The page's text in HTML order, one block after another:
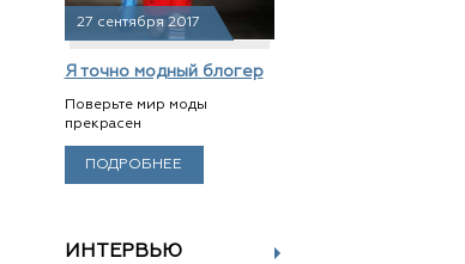
27 сентября 2017
Я точно модный блогер
Поверьте мир моды
прекрасен
ПОДРОБНЕЕ
ИНТЕРВЬЮ